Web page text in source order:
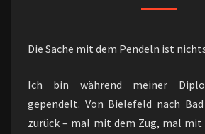
Die Sache mit dem Pendeln ist
Ich bin während meiner
gependelt. Von Bielefeld nach Bad
zurück – mal mit dem Zug, mal